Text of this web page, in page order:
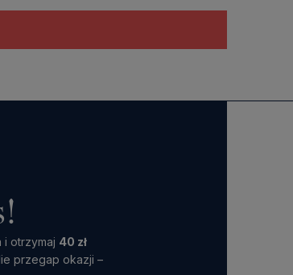
i otrzymaj 40 zł
przegap okazji –